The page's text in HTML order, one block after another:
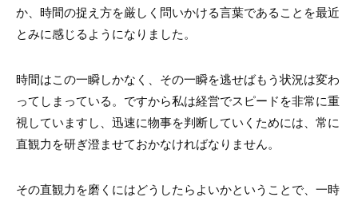
か、時間の捉え方を厳しく問いかける言葉であることを最近
とみに感じるようになりました。
時間はこの一瞬しかなく、その一瞬を逃せばもう状況は変わ
ってしまっている。ですから私は経営でスピードを非常に重
視していますし、迅速に物事を判断していくためには、常に
直観力を研ぎ澄ませておかなければなりません。
その直観力を磨くにはどうしたらよいかということで、一時